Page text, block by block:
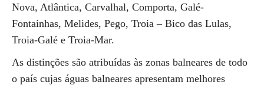
Nova, Atlântica, Carvalhal, Comporta, Galé-
Fontainhas, Melides, Pego, Troia – Bico das Lulas,
Troia-Galé e Troia-Mar.
As distinções são atribuídas às zonas balneares de todo
o país cujas águas balneares apresentam melhores